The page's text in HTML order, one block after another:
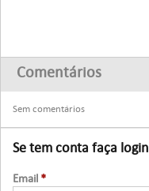
Comentários
Sem comentários
Se tem conta faça login
Email *